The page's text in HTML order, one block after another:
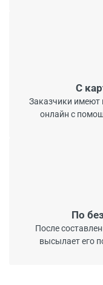
С
Заказчики имеют
онлайн с
По
После
высылает его